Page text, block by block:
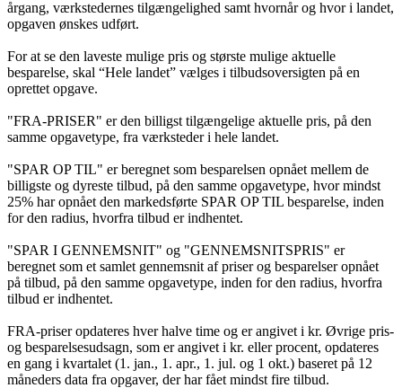
årgang, værkstedernes tilgængelighed samt hvornår og hvor i landet,
opgaven ønskes udført.
For at se den laveste mulige pris og største mulige aktuelle
besparelse, skal “Hele landet” vælges i tilbudsoversigten på en
oprettet opgave.
"FRA-PRISER" er den billigst tilgængelige aktuelle pris, på den
samme opgavetype, fra værksteder i hele landet.
"SPAR OP TIL" er beregnet som besparelsen opnået mellem de
billigste og dyreste tilbud, på den samme opgavetype, hvor mindst
25% har opnået den markedsførte SPAR OP TIL besparelse, inden
for den radius, hvorfra tilbud er indhentet.
"SPAR I GENNEMSNIT" og "GENNEMSNITSPRIS" er
beregnet som et samlet gennemsnit af priser og besparelser opnået
på tilbud, på den samme opgavetype, inden for den radius, hvorfra
tilbud er indhentet.
FRA-priser opdateres hver halve time og er angivet i kr. Øvrige pris-
og besparelsesudsagn, som er angivet i kr. eller procent, opdateres
en gang i kvartalet (1. jan., 1. apr., 1. jul. og 1 okt.) baseret på 12
måneders data fra opgaver, der har fået mindst fire tilbud.